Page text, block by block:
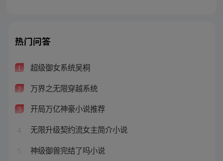
热门问答
1 超级御女系统吴桐
2 万界之无限穿越系统
3 开局万亿神豪小说推荐
4 无限升级契约流女主简介小说
5 神级御兽完结了吗小说